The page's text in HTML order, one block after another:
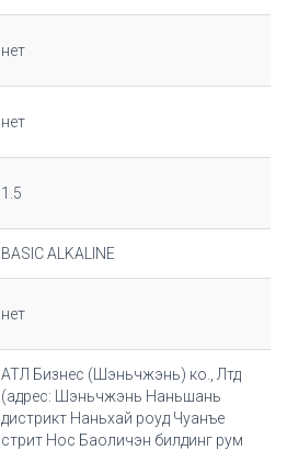
нет
нет
1.5
BASIC ALKALINE
нет
АТЛ Бизнес (Шэньчжэнь) ко., Лтд
(адрес: Шэньчжэнь Наньшань
дистрикт Наньхай роуд Чуанъе
стрит Нос Баоличэн билдинг рум